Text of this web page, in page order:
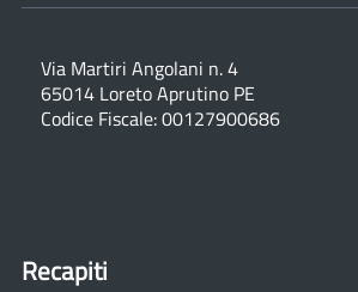
Via Martiri Angolani n. 4
65014 Loreto Aprutino PE
Codice Fiscale: 00127900686
Recapiti